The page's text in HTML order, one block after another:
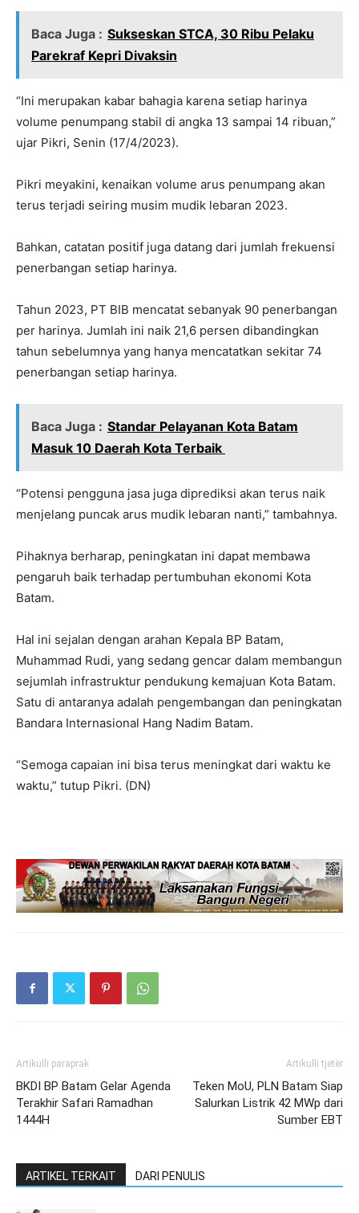
Baca Juga : Sukseskan STCA, 30 Ribu Pelaku
Parekraf Kepri Divaksin
“Ini merupakan kabar bahagia karena setiap harinya
volume penumpang stabil di angka 13 sampai 14 ribuan,”
ujar Pikri, Senin (17/4/2023).
Pikri meyakini, kenaikan volume arus penumpang akan
terus terjadi seiring musim mudik lebaran 2023.
Bahkan, catatan positif juga datang dari jumlah frekuensi
penerbangan setiap harinya.
Tahun 2023, PT BIB mencatat sebanyak 90 penerbangan
per harinya. Jumlah ini naik 21,6 persen dibandingkan
tahun sebelumnya yang hanya mencatatkan sekitar 74
penerbangan setiap harinya.
Baca Juga : Standar Pelayanan Kota Batam
Masuk 10 Daerah Kota Terbaik
“Potensi pengguna jasa juga diprediksi akan terus naik
menjelang puncak arus mudik lebaran nanti,” tambahnya.
Pihaknya berharap, peningkatan ini dapat membawa
pengaruh baik terhadap pertumbuhan ekonomi Kota
Batam.
Hal ini sejalan dengan arahan Kepala BP Batam,
Muhammad Rudi, yang sedang gencar dalam membangun
sejumlah infrastruktur pendukung kemajuan Kota Batam.
Satu di antaranya adalah pengembangan dan peningkatan
Bandara Internasional Hang Nadim Batam.
“Semoga capaian ini bisa terus meningkat dari waktu ke
waktu,” tutup Pikri. (DN)
Artikulli paraprak
BKDI BP Batam Gelar Agenda
Terakhir Safari Ramadhan
1444H
Artikulli tjetër
Teken MoU, PLN Batam Siap
Salurkan Listrik 42 MWp dari
Sumber EBT
ARTIKEL TERKAIT DARI PENULIS